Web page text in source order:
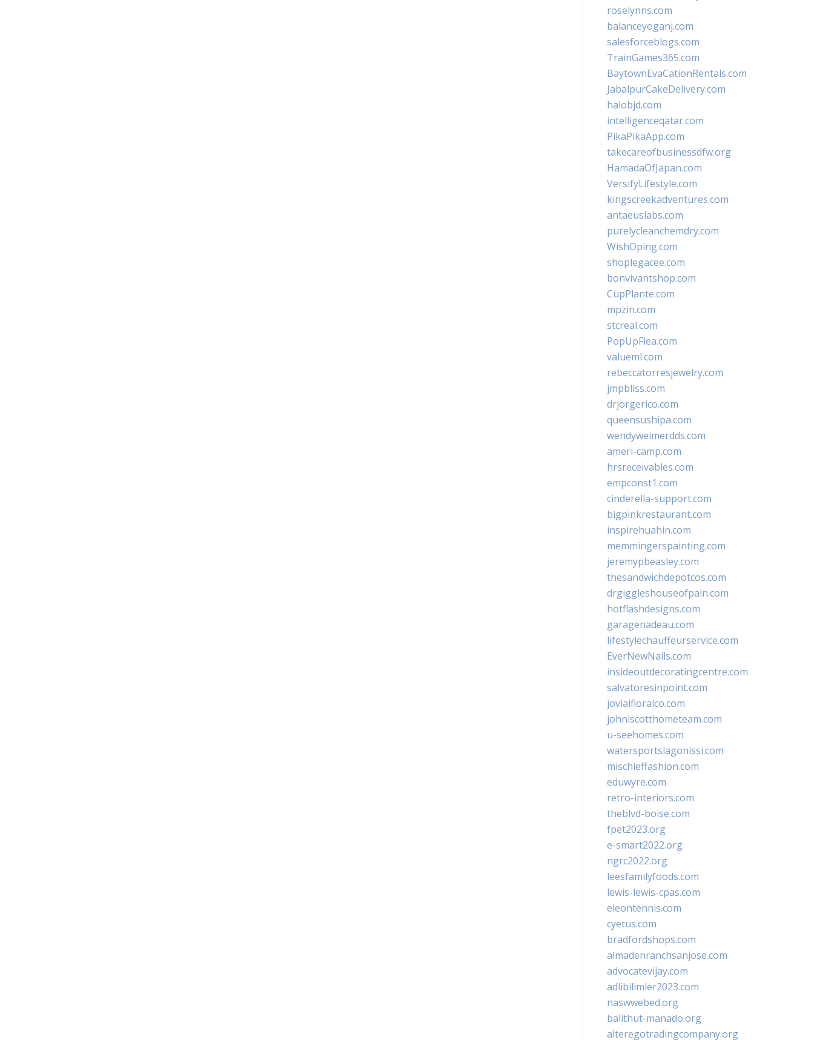
roselynns.com
balanceyoganj.com
salesforceblogs.com
TrainGames365.com
BaytownEvaCationRentals.com
JabalpurCakeDelivery.com
halobjd.com
intelligenceqatar.com
PikaPikaApp.com
takecareofbusinessdfw.org
HamadaOfJapan.com
VersifyLifestyle.com
kingscreekadventures.com
antaeuslabs.com
purelycleanchemdry.com
WishOping.com
shoplegacee.com
bonvivantshop.com
CupPlante.com
mpzin.com
stcreal.com
PopUpFlea.com
valueml.com
rebeccatorresjewelry.com
jmpbliss.com
drjorgerico.com
queensushipa.com
wendyweimerdds.com
ameri-camp.com
hrsreceivables.com
empconst1.com
cinderella-support.com
bigpinkrestaurant.com
inspirehuahin.com
memmingerspainting.com
jeremypbeasley.com
thesandwichdepotcos.com
drgiggleshouseofpain.com
hotflashdesigns.com
garagenadeau.com
lifestylechauffeurservice.com
EverNewNails.com
insideoutdecoratingcentre.com
salvatoresinpoint.com
jovialfloralco.com
johnlscotthometeam.com
u-seehomes.com
watersportslagonissi.com
mischieffashion.com
eduwyre.com
retro-interiors.com
theblvd-boise.com
fpet2023.org
e-smart2022.org
ngrc2022.org
leesfamilyfoods.com
lewis-lewis-cpas.com
eleontennis.com
cyetus.com
bradfordshops.com
almadenranchsanjose.com
advocatevijay.com
adlibilimler2023.com
naswwebed.org
balithut-manado.org
alteregotradingcompany.org